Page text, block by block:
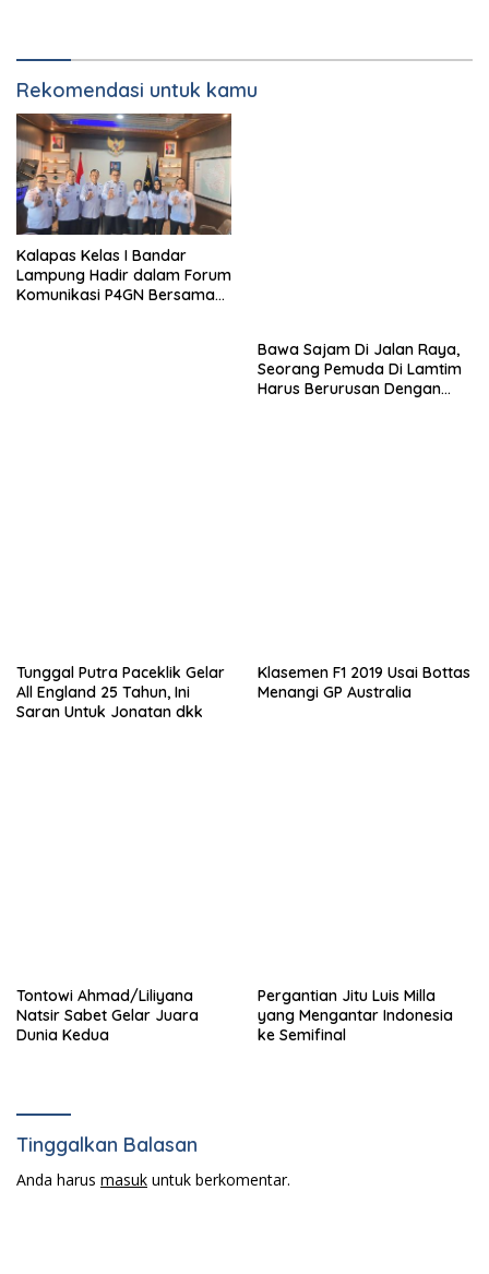
Rekomendasi untuk kamu
Kalapas Kelas I Bandar
Lampung Hadir dalam Forum
Komunikasi P4GN Bersama
Bawa Sajam Di Jalan Raya,
Seorang Pemuda Di Lamtim
Harus Berurusan Dengan
Tunggal Putra Paceklik Gelar
All England 25 Tahun, Ini
Saran Untuk Jonatan dkk
Klasemen F1 2019 Usai Bottas
Menangi GP Australia
Tontowi Ahmad/Liliyana
Natsir Sabet Gelar Juara
Dunia Kedua
Pergantian Jitu Luis Milla
yang Mengantar Indonesia
ke Semifinal
Tinggalkan Balasan
Anda harus masuk untuk berkomentar.